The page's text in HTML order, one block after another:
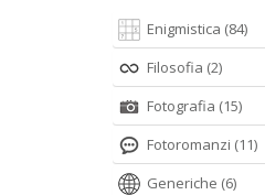
Enigmistica (84)
Filosofia (2)
Fotografia (15)
Fotoromanzi (11)
Generiche (6)